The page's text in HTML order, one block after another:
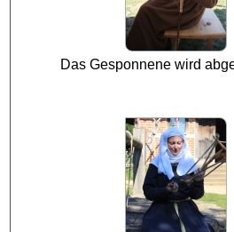
Das Gesponnene wird